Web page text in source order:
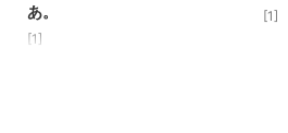
あ。
[1]
[1]